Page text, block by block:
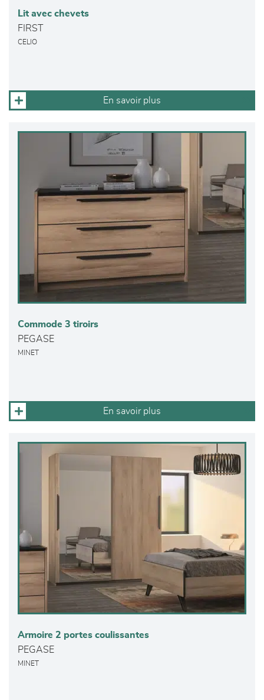
Lit avec chevets
FIRST
CELIO
En savoir plus
Commode 3 tiroirs
PEGASE
MINET
En savoir plus
Armoire 2 portes coulissantes
PEGASE
MINET